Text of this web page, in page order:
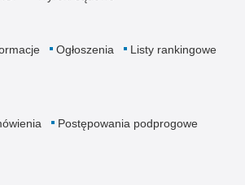
Ogłoszenia
Listy rankingowe
Postępowania podprogowe